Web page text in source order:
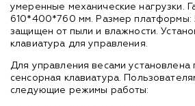
умеренные механические нагрузки.
610*400*760 мм. Размер платформы:
защищен от пыли и влажности.
клавиатура для управления.
Для управления весами
сенсорная клавиатура.
следующие режимы работы: